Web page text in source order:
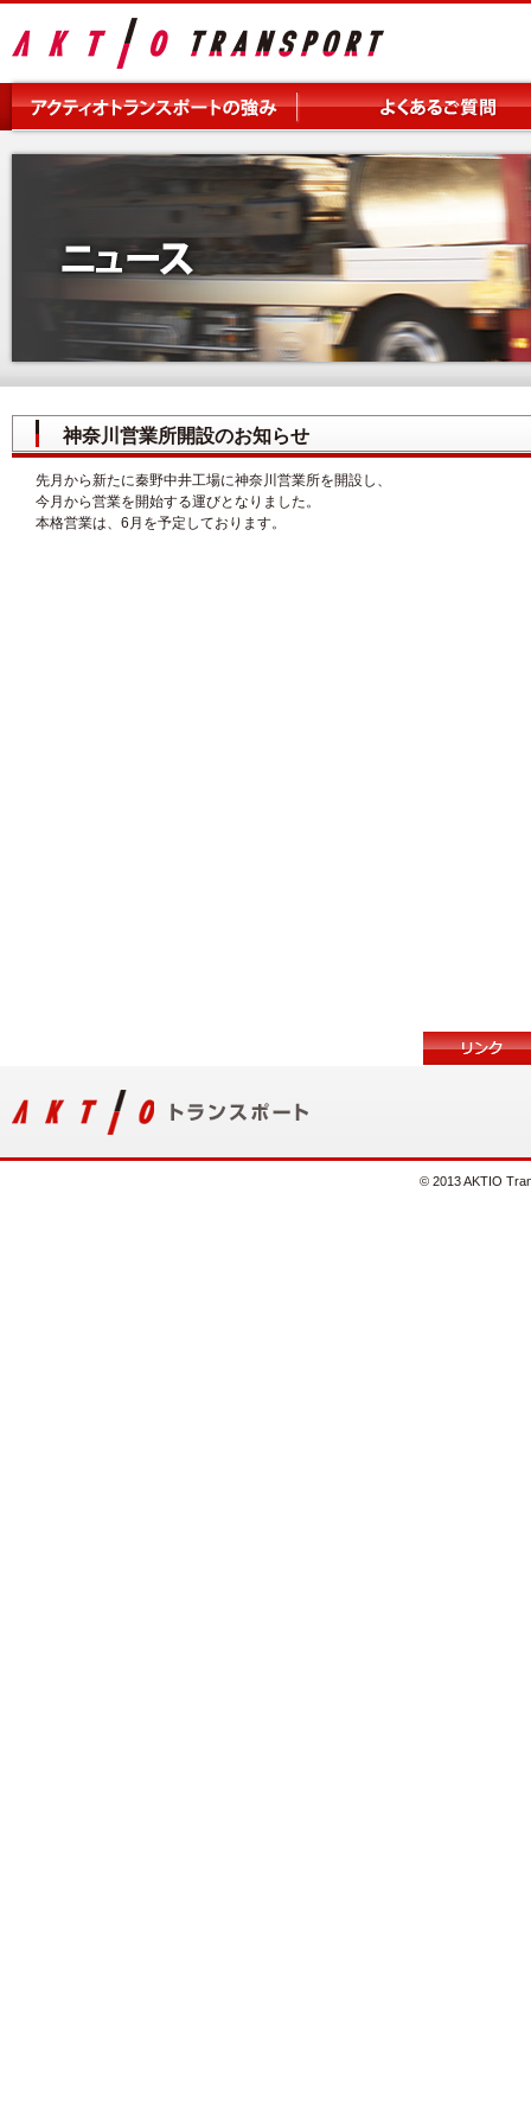
神奈川営業所開設のお知らせ
先月から新たに秦野中井工場に神奈川営業所を開設し、
今月から営業を開始する運びとなりました。
本格営業は、6月を予定しております。
© 2013 AKTIO